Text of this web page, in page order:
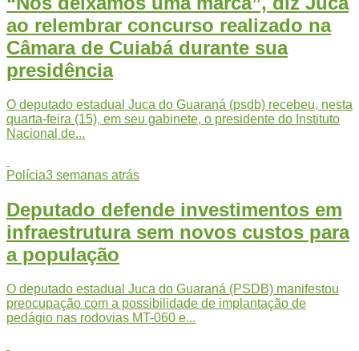
ao relembrar concurso realizado na
Câmara de Cuiabá durante sua
presidência
O deputado estadual Juca do Guaraná (psdb) recebeu, nesta
quarta-feira (15), em seu gabinete, o presidente do Instituto
Nacional de...
Polícia3 semanas atrás
Deputado defende investimentos em
infraestrutura sem novos custos para
a população
O deputado estadual Juca do Guaraná (PSDB) manifestou
preocupação com a possibilidade de implantação de
pedágio nas rodovias MT-060 e...